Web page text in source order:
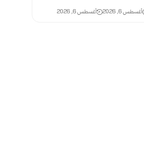
أغسطس 6, 2026 أغسطس 6, 2026